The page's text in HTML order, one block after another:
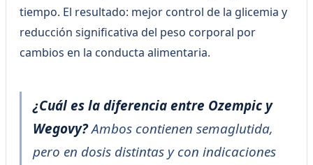
tiempo. El resultado: mejor control de la glicemia y
reducción significativa del peso corporal por
cambios en la conducta alimentaria.
¿Cuál es la diferencia entre Ozempic y
Wegovy?Ambos contienen semaglutida,
pero en dosis distintas y con indicaciones